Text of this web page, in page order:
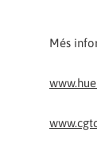
Més